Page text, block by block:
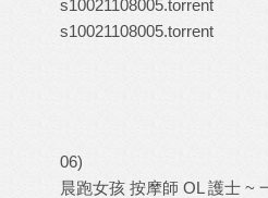
s10021108005.torrent
s10021108005.torrent
06)
晨跑女孩 按摩師 OL 護士 ~